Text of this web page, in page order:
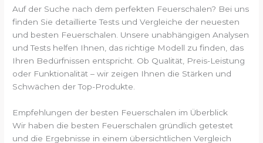
Auf der Suche nach dem perfekten Feuerschalen? Bei uns
finden Sie detaillierte Tests und Vergleiche der neuesten
und besten Feuerschalen. Unsere unabhängigen Analysen
und Tests helfen Ihnen, das richtige Modell zu finden, das
Ihren Bedürfnissen entspricht. Ob Qualität, Preis-Leistung
oder Funktionalität – wir zeigen Ihnen die Stärken und
Schwächen der Top-Produkte.
Empfehlungen der besten Feuerschalen im Überblick
Wir haben die besten Feuerschalen gründlich getestet
und die Ergebnisse in einem übersichtlichen Vergleich